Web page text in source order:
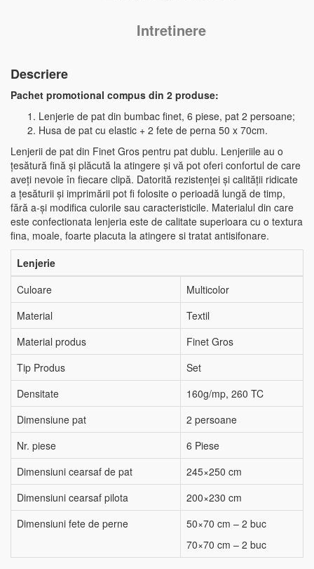
Intretinere
Descriere
Pachet promotional compus din 2 produse:
Lenjerie de pat din bumbac finet, 6 piese, pat 2 persoane;
Husa de pat cu elastic + 2 fete de perna 50 x 70cm.
Lenjerii de pat din Finet Gros pentru pat dublu. Lenjeriile au o
țesătură fină și plăcută la atingere și vă pot oferi confortul de care
aveți nevoie în fiecare clipă. Datorită rezistenței și calității ridicate
a țesăturii și imprimării pot fi folosite o perioadă lungă de timp,
fără a-și modifica culorile sau caracteristicile. Materialul din care
este confectionata lenjeria este de calitate superioara cu o textura
fina, moale, foarte placuta la atingere si tratat antisifonare.
Lenjerie
Culoare
Multicolor
Material
Textil
Material produs
Finet Gros
Tip Produs
Set
Densitate
160g/mp, 260 TC
Dimensiune pat
2 persoane
Nr. piese
6 Piese
Dimensiuni cearsaf de pat
245×250 cm
Dimensiuni cearsaf pilota
200×230 cm
Dimensiuni fete de perne
50×70 cm – 2 buc
70×70 cm – 2 buc